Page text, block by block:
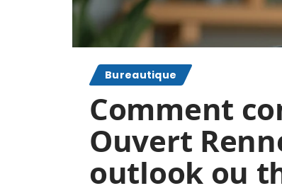
Bureautique
Comment
Ouvert
outlook ou